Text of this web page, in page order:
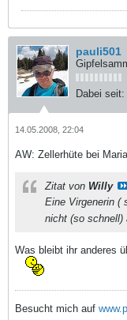
pauli501
Dabei seit:
14.05.2008, 22:04
AW: Zellerhüte bei
Zitat von Willy
Eine Virgenerin (
nicht (so schnell)
Was bleibt ihr anderes
Besucht mich auf